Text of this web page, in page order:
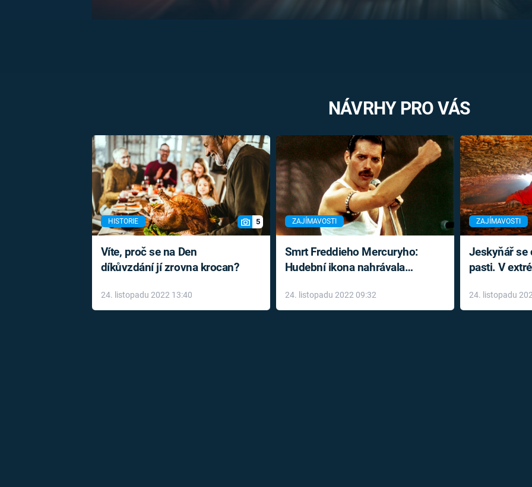
NÁVRHY PRO VÁS
HISTORIE 5
Víte, proč se na Den
díkůvzdání jí zrovna krocan?
24. listopadu 2022 13:40
ZAJÍMAVOSTI
Smrt Freddieho Mercuryho:
Hudební ikona nahrávala
léky
24. listopadu 2022 09:32
ZAJÍMAVOSTI
Jeskyňář se
pasti. V
24. listopadu